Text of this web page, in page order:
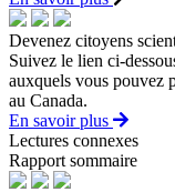
Devenez citoyens
Suivez le lien ci-
auxquels vous pouvez
au Canada.
En savoir plus
Lectures connexes
Rapport sommaire